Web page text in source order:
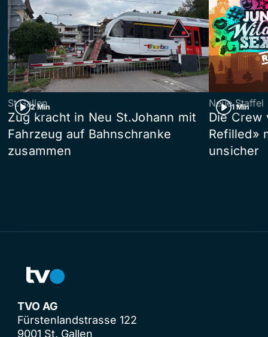
2 Min
St.Gallen
Zug kracht in Neu St.Johann mit
Fahrzeug auf Bahnschranke
zusammen
1 Min
Neue Staffel
Die Crew
Refilled»
unsicher
TVO AG
Fürstenlandstrasse 122
9001 St. Gallen